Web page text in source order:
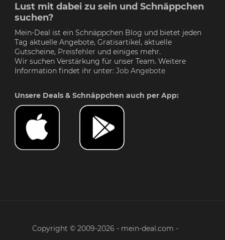
Lust mit dabei zu sein und Schnäppchen
suchen?
Mein-Deal ist ein Schnäppchen Blog und bietet jeden
Tag aktuelle Angebote, Gratisartikel, aktuelle
Gutscheine, Preisfehler und einiges mehr.
Wir suchen Verstärkung für unser Team. Weitere
Information findet ihr unter: Job Angebote
Unsere Deals & Schnäppchen auch per App:
Copyright © 2009-2026 - mein-deal.com -